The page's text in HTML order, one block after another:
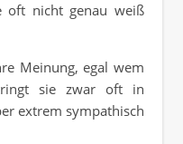
oft nicht genau weiß
Meinung, egal wem
sie zwar oft in
extrem sympathisch